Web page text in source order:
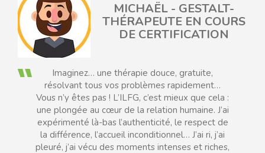
MICHAËL - GESTALT-
THÉRAPEUTE EN COURS
DE CERTIFICATION
Imaginez… une thérapie douce, gratuite,
résolvant tous vos problèmes rapidement…
Vous n’y êtes pas ! L’ILFG, c’est mieux que cela :
une plongée au cœur de la relation humaine. J’ai
expérimenté là-bas l’authenticité, le respect de
la différence, l’accueil inconditionnel… J’ai ri, j’ai
pleuré, j’ai vécu des moments intenses et riches,